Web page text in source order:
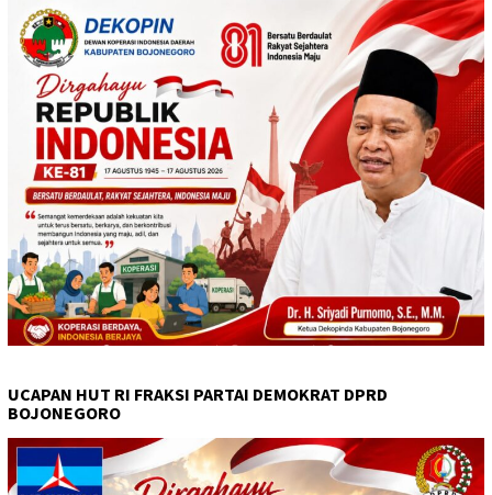
UCAPAN HUT RI FRAKSI PARTAI DEMOKRAT DPRD
BOJONEGORO